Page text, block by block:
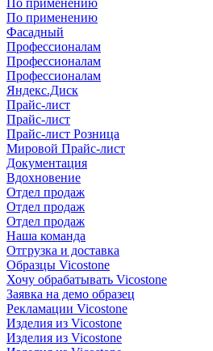
По применению
По применению
Фасадный
Профессионалам
Профессионалам
Профессионалам
Яндекс.Диск
Прайс-лист
Прайс-лист
Прайс-лист Розница
Мировой Прайс-лист
Документация
Вдохновение
Отдел продаж
Отдел продаж
Отдел продаж
Наша команда
Отгрузка и доставка
Образцы Vicostone
Хочу обрабатывать Vicostone
Заявка на демо образец
Рекламации Vicostone
Изделия из Vicostone
Изделия из Vicostone